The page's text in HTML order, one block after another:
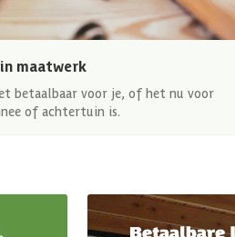
maatwerk
betaalbaar voor je, of het nu voor
of achtertuin is.